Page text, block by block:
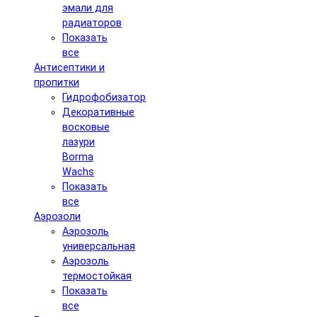
эмали для
радиаторов
Показать
все
Антисептики и
пропитки
Гидрофобизатор
Декоративные
восковые
лазури
Borma
Wachs
Показать
все
Аэрозоли
Аэрозоль
универсальная
Аэрозоль
термостойкая
Показать
все